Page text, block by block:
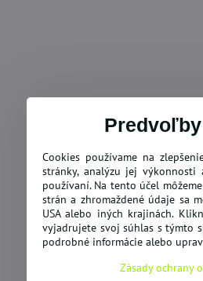
Cookies používame na
stránky, analýzu jej výkonnosti
používaní. Na tento účel
strán a zhromaždené údaje sa
USA alebo iných krajinách.
vyjadrujete svoj súhlas s týmto
podrobné informácie alebo
Zásady ochrany